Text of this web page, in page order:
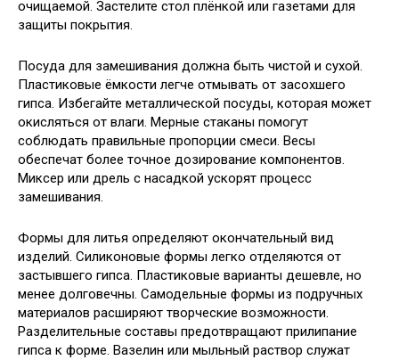
очищаемой. Застелите стол плёнкой или газетами для
защиты покрытия.
Посуда для замешивания должна быть чистой и сухой.
Пластиковые ёмкости легче отмывать от засохшего
гипса. Избегайте металлической посуды, которая может
окисляться от влаги. Мерные стаканы помогут
соблюдать правильные пропорции смеси. Весы
обеспечат более точное дозирование компонентов.
Миксер или дрель с насадкой ускорят процесс
замешивания.
Формы для литья определяют окончательный вид
изделий. Силиконовые формы легко отделяются от
застывшего гипса. Пластиковые варианты дешевле, но
менее долговечны. Самодельные формы из подручных
материалов расширяют творческие возможности.
Разделительные составы предотвращают прилипание
гипса к форме. Вазелин или мыльный раствор служат